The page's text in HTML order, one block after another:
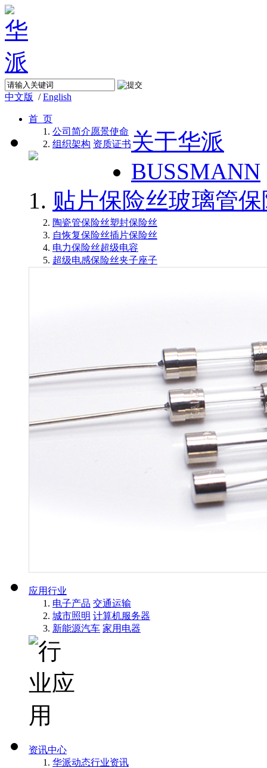
中文版 /English
首 页
关于华派
公司简介愿景使命
组织架构 资质证书
BUSSMANN
贴片保险丝玻璃管
陶瓷管保险丝塑封保险丝
自恢复保险丝插片保险丝
电力保险丝超级电容
超级电感保险丝夹子座子
应用行业
电子产品 交通运输
城市照明 计算机服务器
新能源汽车 家用电器
资讯中心
华派动态行业资讯